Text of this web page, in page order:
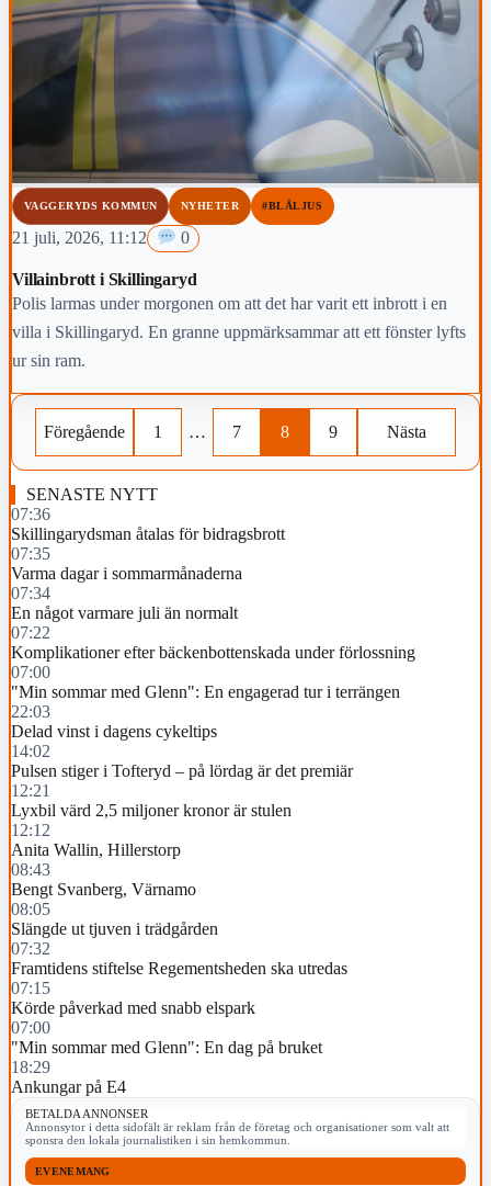
VAGGERYDS KOMMUN NYHETER #BLÅLJUS
21 juli, 2026, 11:12 0
Villainbrott i Skillingaryd
Polis larmas under morgonen om att det har varit ett inbrott i en
villa i Skillingaryd. En granne uppmärksammar att ett fönster lyfts
ur sin ram.
Föregående 1 … 7 8 9 Nästa
SENASTE NYTT
07:36
Skillingarydsman åtalas för bidragsbrott
07:35
Varma dagar i sommarmånaderna
07:34
En något varmare juli än normalt
07:22
Komplikationer efter bäckenbottenskada under förlossning
07:00
"Min sommar med Glenn": En engagerad tur i terrängen
22:03
Delad vinst i dagens cykeltips
14:02
Pulsen stiger i Tofteryd – på lördag är det premiär
12:21
Lyxbil värd 2,5 miljoner kronor är stulen
12:12
Anita Wallin, Hillerstorp
08:43
Bengt Svanberg, Värnamo
08:05
Slängde ut tjuven i trädgården
07:32
Framtidens stiftelse Regementsheden ska utredas
07:15
Körde påverkad med snabb elspark
07:00
"Min sommar med Glenn": En dag på bruket
18:29
Ankungar på E4
BETALDA ANNONSER
Annonsytor i detta sidofält är reklam från de företag och organisationer som valt att
sponsra den lokala journalistiken i sin hemkommun.
EVENEMANG